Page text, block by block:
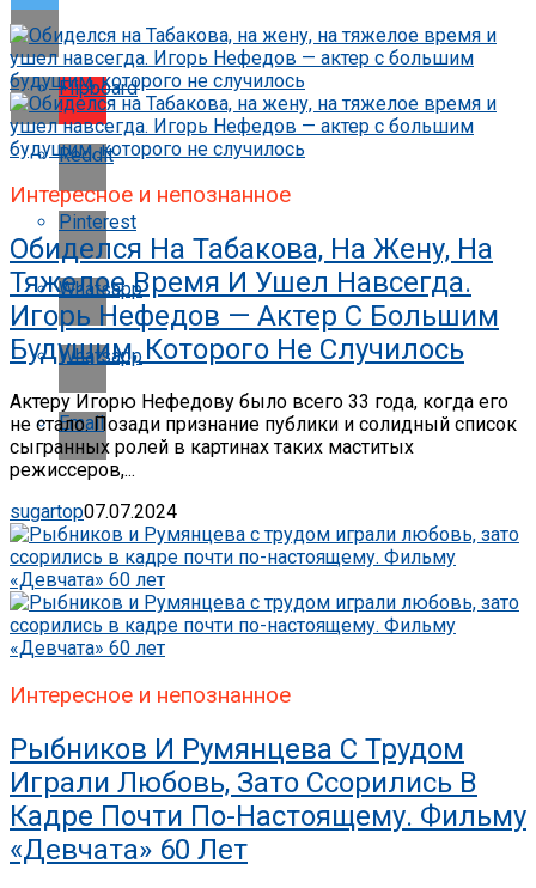
Flipboard
Reddit
Pinterest
Whatsapp
Whatsapp
Email
Интересное и непознанное
Обиделся На Табакова, На Жену, На
Тяжелое Время И Ушел Навсегда.
Игорь Нефедов — Актер С Большим
Будущим, Которого Не Случилось
Актеру Игорю Нефедову было всего 33 года, когда его
не стало. Позади признание публики и солидный список
сыгранных ролей в картинах таких маститых
режиссеров,...
sugartop07.07.2024
Интересное и непознанное
Рыбников И Румянцева С Трудом
Играли Любовь, Зато Ссорились В
Кадре Почти По-Настоящему. Фильму
«Девчата» 60 Лет